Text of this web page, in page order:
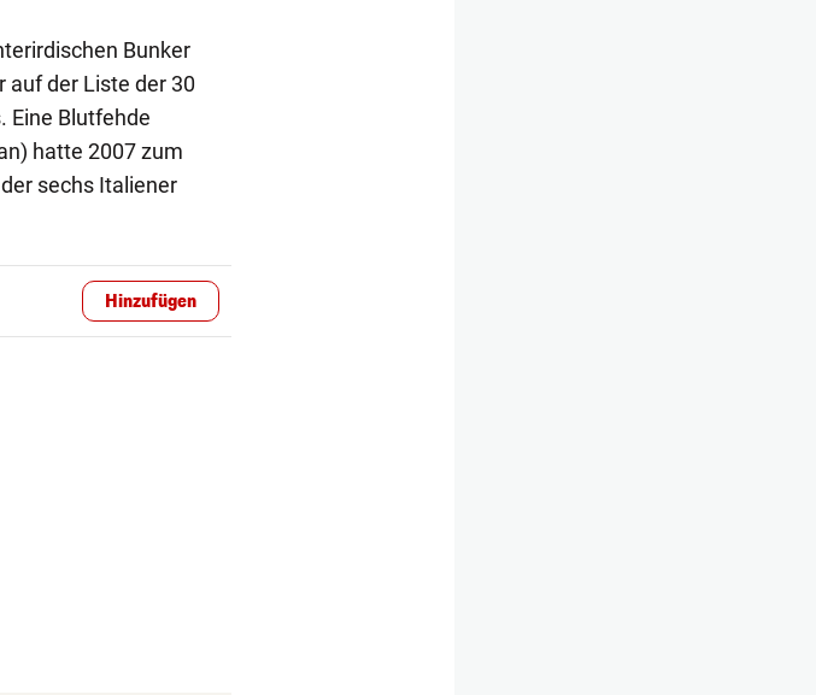
Bunker
auf der Liste der 30
Eine Blutfehde
hatte 2007 zum
sechs Italiener
Hinzufügen